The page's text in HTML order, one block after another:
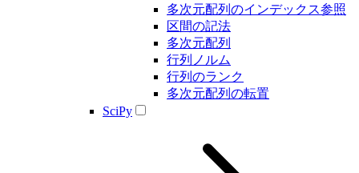
多次元配列のインデックス参照
区間の記法
多次元配列
行列ノルム
行列のランク
多次元配列の転置
SciPy